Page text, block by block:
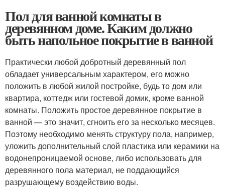
Пол для ванной комнаты в
деревянном доме. Каким должно
быть напольное покрытие в ванной
Практически любой добротный деревянный пол
обладает универсальным характером, его можно
положить в любой жилой постройке, будь то дом или
квартира, коттедж или гостевой домик, кроме ванной
комнаты. Положить простое деревянное покрытие в
ванной — это значит, сгноить его за несколько месяцев.
Поэтому необходимо менять структуру пола, например,
уложить дополнительный слой пластика или керамики на
водонепроницаемой основе, либо использовать для
деревянного пола материал, не поддающийся
разрушающему воздействию воды.